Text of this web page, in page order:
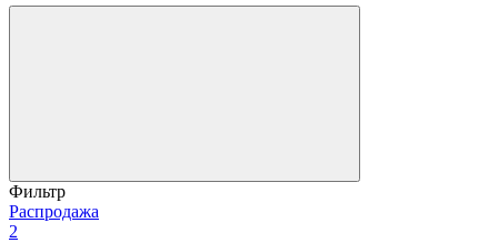
Фильтр
Распродажа
2